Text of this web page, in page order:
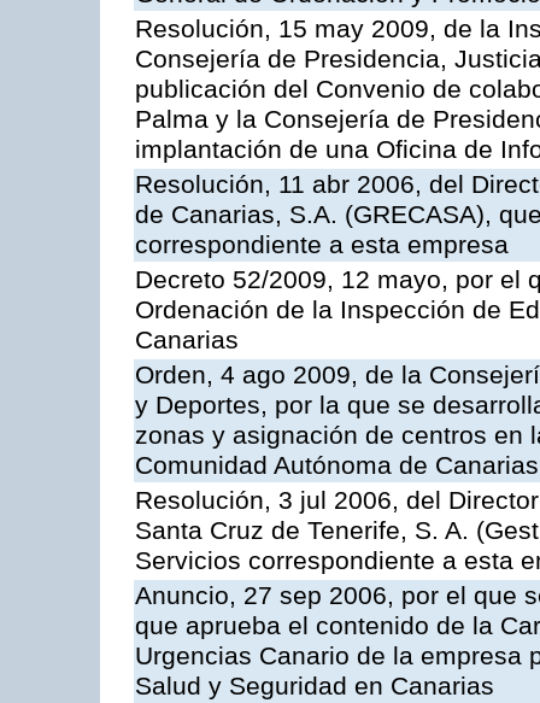
Resolución, 15 may 2009, de la
Consejería de Presidencia,
publicación del Convenio de
Palma y la Consejería de
implantación de una Oficina de
Resolución, 11 abr 2006, del
de Canarias, S.A. (GRECASA),
correspondiente a esta empresa
Decreto 52/2009, 12 mayo, por el
Ordenación de la Inspección de
Canarias
Orden, 4 ago 2009, de la
y Deportes, por la que se
zonas y asignación de centros en
Comunidad Autónoma de Canarias
Resolución, 3 jul 2006, del
Santa Cruz de Tenerife, S. A.
Servicios correspondiente a esta
Anuncio, 27 sep 2006, por el que
que aprueba el contenido de la
Urgencias Canario de la empresa
Salud y Seguridad en Canarias